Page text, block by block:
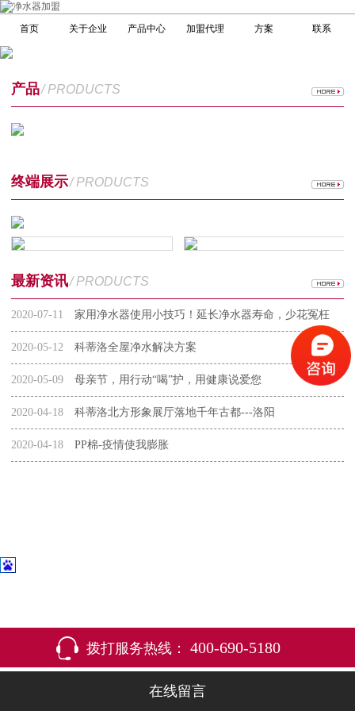
首页 关于企业 产品中心 加盟代理 方案 联系
产品/ PRODUCTS
终端展示/ PRODUCTS
最新资讯/ PRODUCTS
2020-07-11 家用净水器使用小技巧！延长净水器寿命，少花冤枉
钱
2020-05-12 科蒂洛全屋净水解决方案
2020-05-09 母亲节，用行动“喝”护，用健康说爱您
2020-04-18 科蒂洛北方形象展厅落地千年古都---洛阳
2020-04-18 PP棉-疫情使我膨胀
拨打服务热线： 400-690-5180
在线留言